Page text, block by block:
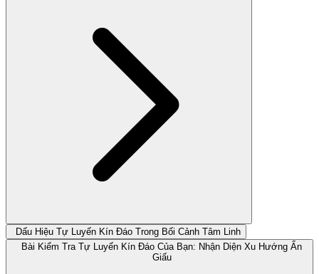
Dấu Hiệu Tự Luyến Kín Đáo Trong Bối Cảnh Tâm Linh
Bài Kiểm Tra Tự Luyến Kín Đáo Của Bạn: Nhận Diện Xu Hướng Ẩn
Giấu